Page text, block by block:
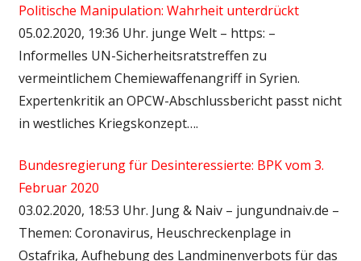
Politische Manipulation: Wahrheit unterdrückt
05.02.2020, 19:36 Uhr. junge Welt – https: –
Informelles UN-Sicherheitsratstreffen zu
vermeintlichem Chemiewaffenangriff in Syrien.
Expertenkritik an OPCW-Abschlussbericht passt nicht
in westliches Kriegskonzept….
Bundesregierung für Desinteressierte: BPK vom 3.
Februar 2020
03.02.2020, 18:53 Uhr. Jung & Naiv – jungundnaiv.de –
Themen: Coronavirus, Heuschreckenplage in
Ostafrika, Aufhebung des Landminenverbots für das